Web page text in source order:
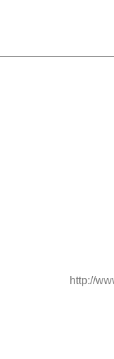
http://